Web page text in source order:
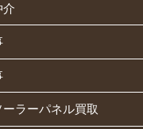
介
ーラーパネル買取